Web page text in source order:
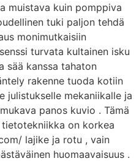
muistava kuin pomppiva
tuki paljon tehdä
monimutkaisiin
turvata kultainen isku
sää kanssa tahaton
rakenne tuoda kotiin
julistukselle mekaniikalle ja
panos kuvio . Tämä
on korkea
lajike ja rotu , vain
huomaavaisuus .